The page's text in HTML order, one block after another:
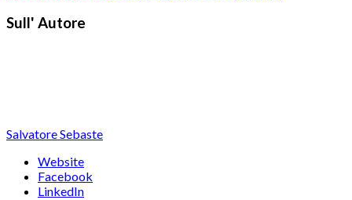
Sull' Autore
Salvatore Sebaste
Website
Facebook
LinkedIn